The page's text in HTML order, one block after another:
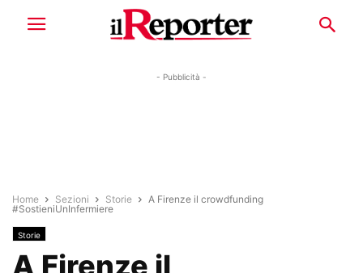
- Pubblicità -
Home Sezioni Storie
A Firenze il crowdfunding
#SostieniUnInfermiere
Storie
A Firenze il